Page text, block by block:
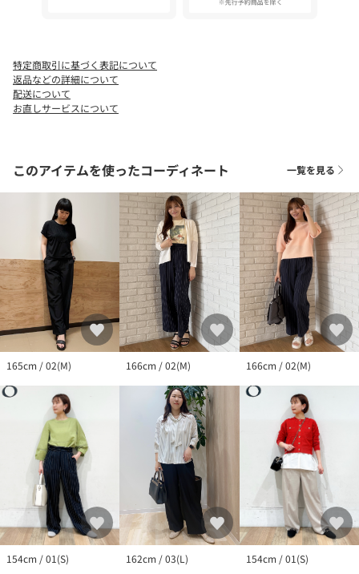
※ベージュ（352）はやや透け感があります。
※照明の関係により、実際よりも色味が違って見える場合があり
【26SS】
特定商取引に基づく表記について
返品などの詳細について
配送について
お直しサービスについて
このアイテムを使ったコーディネート 一覧を見る
165cm / 02(M) 166cm / 02(M) 166cm / 02(M)
154cm / 01(S) 162cm / 03(L) 154cm / 01(S)